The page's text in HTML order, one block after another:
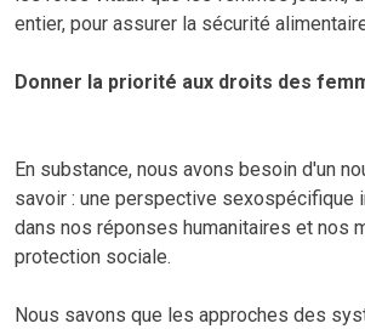
entier, pour assurer la sécurité
Donner la priorité aux droits des
En substance, nous avons besoin d'un
savoir : une perspective sexospécifique
dans nos réponses humanitaires et nos
protection sociale.
Nous savons que les approches des